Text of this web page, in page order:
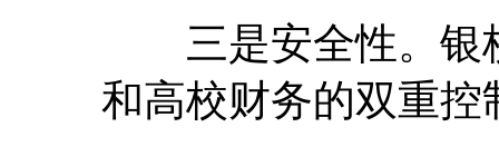
三是安全性。银
和高校财务的双重